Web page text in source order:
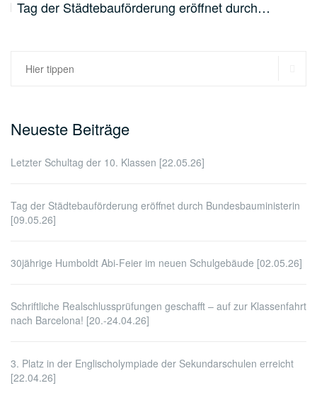
Tag der Städtebauförderung eröffnet durch…
Suchen
Neueste Beiträge
Letzter Schultag der 10. Klassen [22.05.26]
Tag der Städtebauförderung eröffnet durch Bundesbauministerin
[09.05.26]
30jährige Humboldt Abi-Feier im neuen Schulgebäude [02.05.26]
Schriftliche Realschlussprüfungen geschafft – auf zur Klassenfahrt
nach Barcelona! [20.-24.04.26]
3. Platz in der Englischolympiade der Sekundarschulen erreicht
[22.04.26]